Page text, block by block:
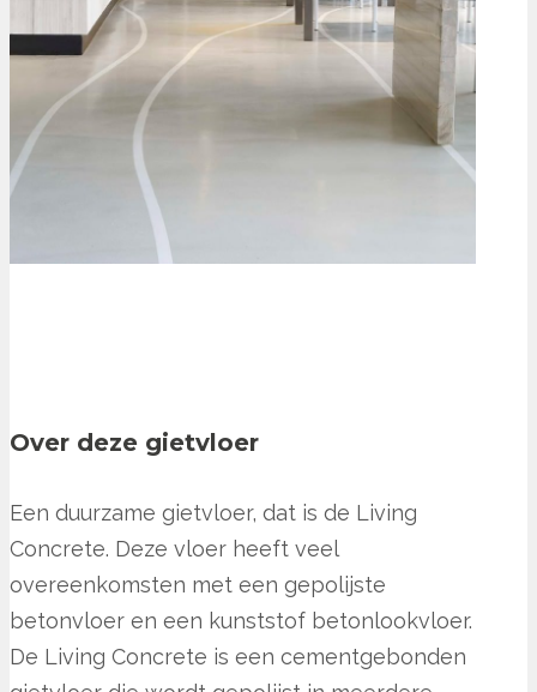
Over deze gietvloer
Een duurzame gietvloer, dat is de Living
Concrete. Deze vloer heeft veel
overeenkomsten met een gepolijste
betonvloer en een kunststof betonlookvloer.
De Living Concrete is een cementgebonden